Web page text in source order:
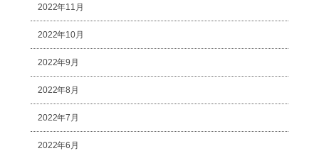
2022年11月
2022年10月
2022年9月
2022年8月
2022年7月
2022年6月